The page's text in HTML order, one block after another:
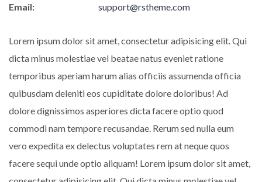
Email: support@rstheme.com
Lorem ipsum dolor sit amet, consectetur adipisicing elit. Qui
dicta minus molestiae vel beatae natus eveniet ratione
temporibus aperiam harum alias officiis assumenda officia
quibusdam deleniti eos cupiditate dolore doloribus! Ad
dolore dignissimos asperiores dicta facere optio quod
commodi nam tempore recusandae. Rerum sed nulla eum
vero expedita ex delectus voluptates rem at neque quos
facere sequi unde optio aliquam! Lorem ipsum dolor sit amet,